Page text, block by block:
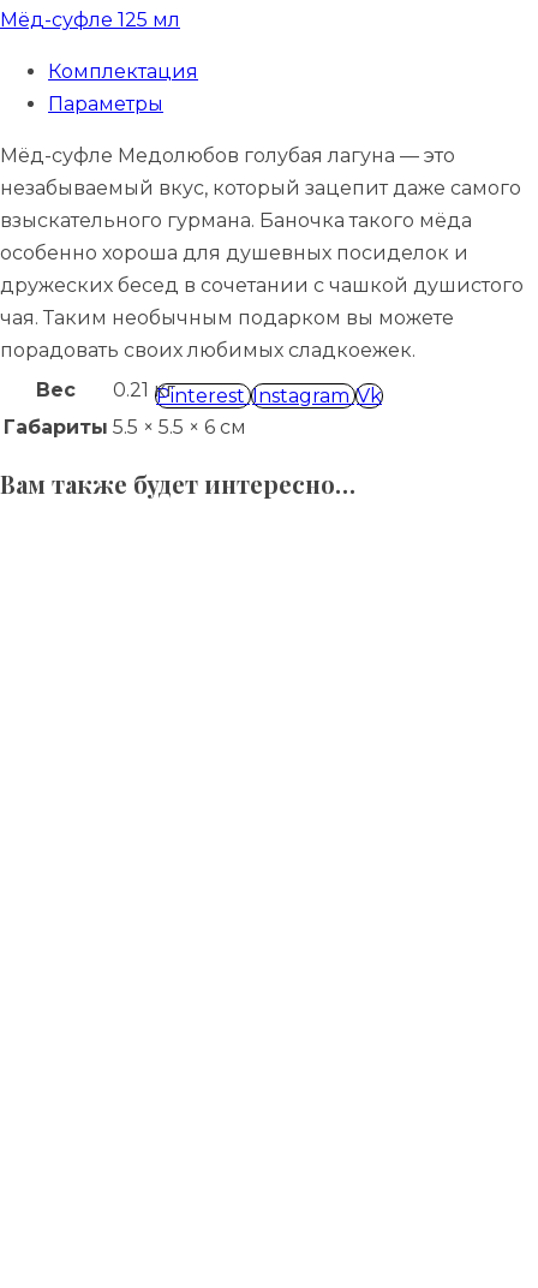
Мёд-суфле 125 мл
Комплектация
Параметры
Мёд-суфле Медолюбов голубая лагуна — это
незабываемый вкус, который зацепит даже самого
взыскательного гурмана. Баночка такого мёда
особенно хороша для душевных посиделок и
дружеских бесед в сочетании с чашкой душистого
чая. Таким необычным подарком вы можете
порадовать своих любимых сладкоежек.
Pinterest Instagram Vk
Вес
0.21 кг
Габариты 5.5 × 5.5 × 6 см
Вам также будет интересно…